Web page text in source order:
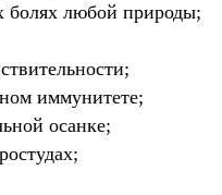
болях любой природы;
иммунитете;
осанке;